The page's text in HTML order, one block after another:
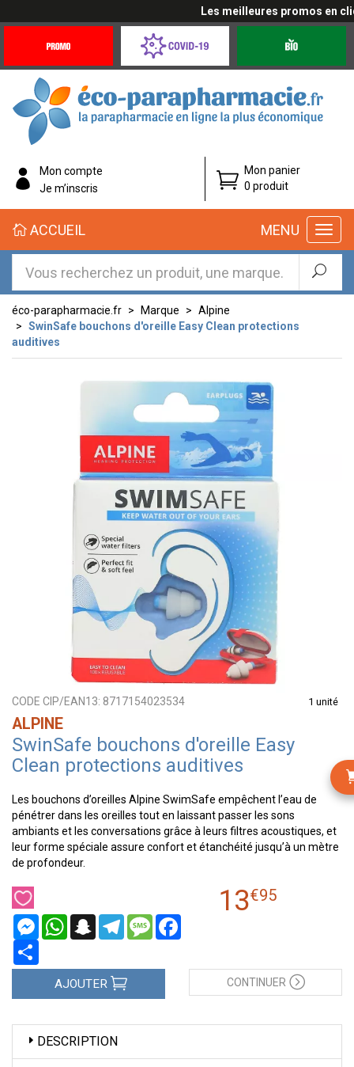
Les meilleures promos en
Offres
Coronavirus
éco-
parapharmacie.fr
éco-
parapharmacie.fr
Mon compte
Je m’inscris
Mon panier
0 produit
MENU
ACCUEIL
éco-parapharmacie.fr Marque
Alpine
SwinSafe bouchons d'oreille Easy Clean protections
auditives
CODE CIP/EAN13: 8717154023534 1 unité
ALPINE
SwinSafe bouchons d'oreille Easy
Clean protections auditives
Les bouchons d’oreilles Alpine SwimSafe empêchent l’eau de
pénétrer dans les oreilles tout en laissant passer les sons
ambiants et les conversations grâce à leurs filtres acoustiques, et
leur forme spéciale assure confort et étanchéité jusqu’à un mètre
de profondeur.
MessengerWhatsAppSnapchatTelegramMessage
13€95
AJOUTER CONTINUER
DESCRIPTION